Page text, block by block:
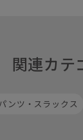
関連カテ
ンツ・スラックス